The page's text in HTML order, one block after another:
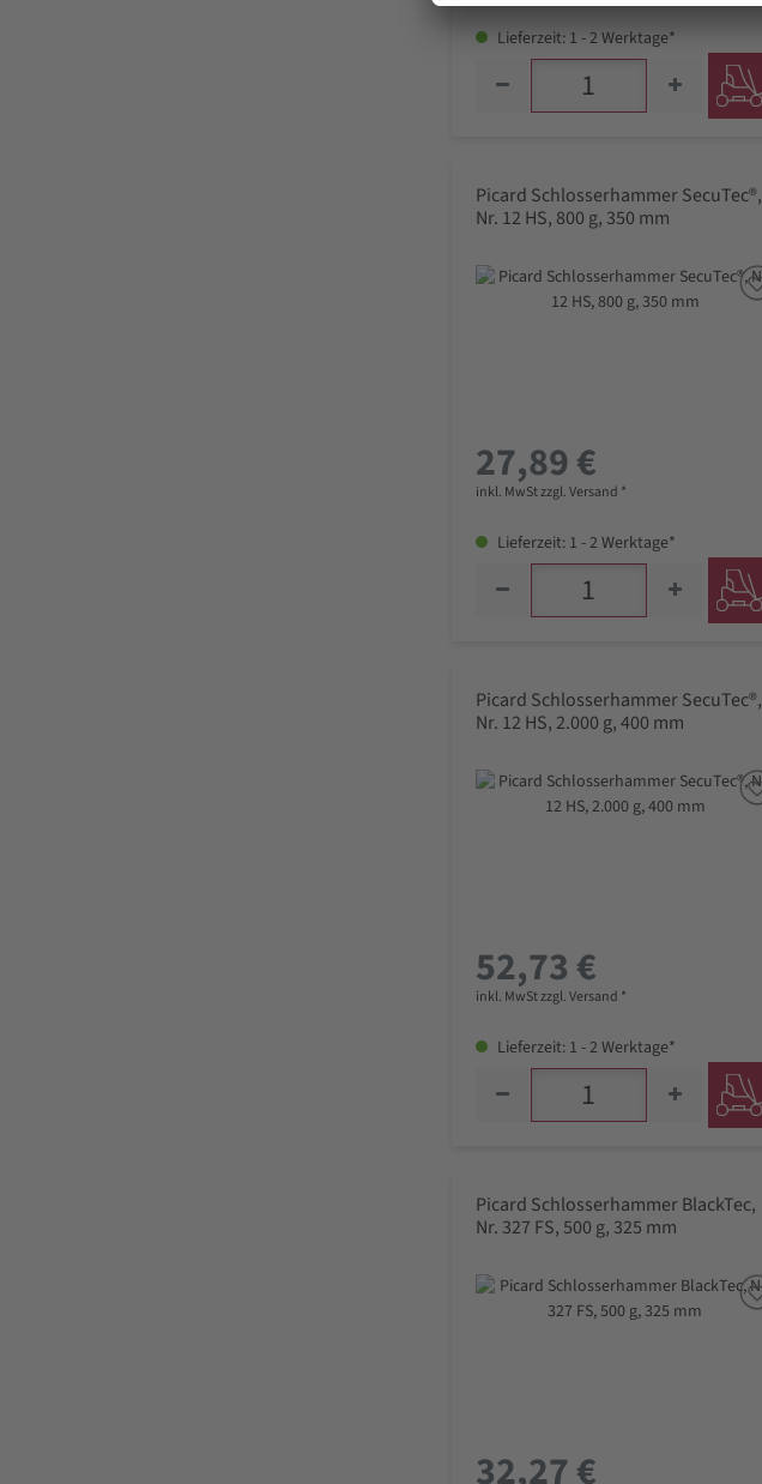
Lieferzeit: 1 - 2 Werktage*
Picard Schlosserhammer SecuTec®,
Nr. 12 HS, 800 g, 350 mm
27,89 €
inkl. MwSt zzgl. Versand *
Lieferzeit: 1 - 2 Werktage*
Picard Schlosserhammer SecuTec®,
Nr. 12 HS, 2.000 g, 400 mm
52,73 €
inkl. MwSt zzgl. Versand *
Lieferzeit: 1 - 2 Werktage*
Picard Schlosserhammer BlackTec,
Nr. 327 FS, 500 g, 325 mm
32,27 €